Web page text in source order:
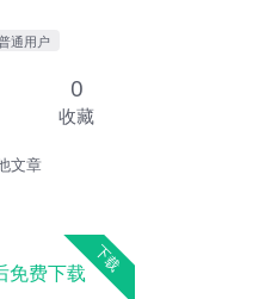
通用户
0
收藏
文章
下载
免费下载